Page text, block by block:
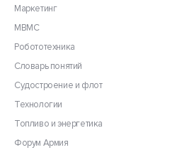
Маркетинг
МВМС
Робототехника
Словарь понятий
Судостроение и флот
Технологии
Топливо и энергетика
Форум Армия